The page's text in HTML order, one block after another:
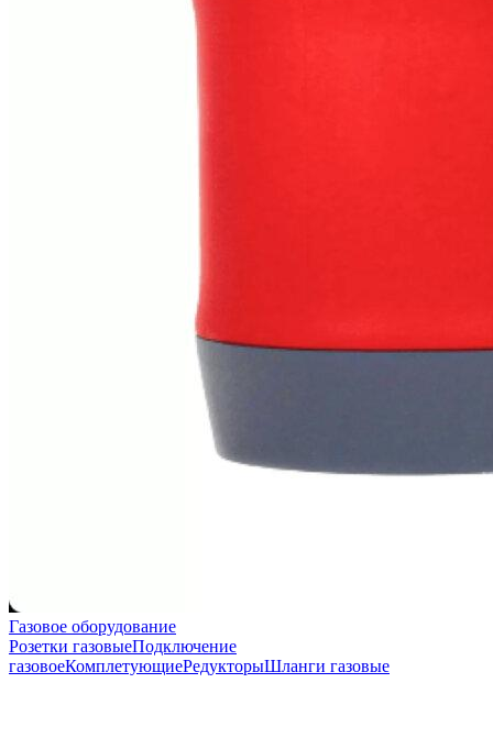
Газовое оборудование
Розетки газовыеПодключение
газовоеКомплетующиеРедукторыШланги газовые